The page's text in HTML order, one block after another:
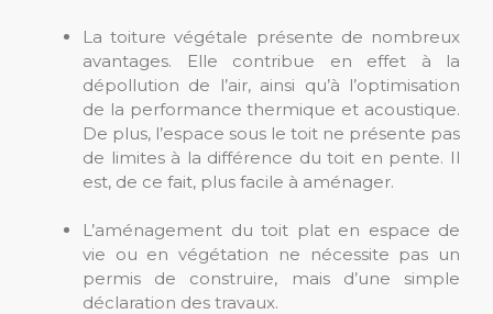
La toiture végétale présente de nombreux
avantages. Elle contribue en effet à la
dépollution de l’air, ainsi qu’à l’optimisation
de la performance thermique et acoustique.
De plus, l’espace sous le toit ne présente pas
de limites à la différence du toit en pente. Il
est, de ce fait, plus facile à aménager.
L’aménagement du toit plat en espace de
vie ou en végétation ne nécessite pas un
permis de construire, mais d’une simple
déclaration des travaux.